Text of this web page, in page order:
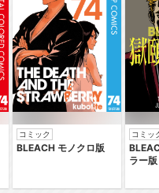
忍たま乱太郎
コミック
BLEACH モノクロ版
コミッ
ラー版